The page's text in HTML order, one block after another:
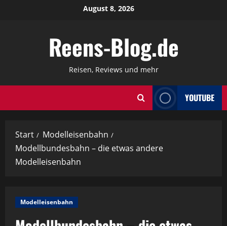
August 8, 2026
Reens-Blog.de
Reisen, Reviews und mehr
YOUTUBE
Start
Modelleisenbahn
Modellbundesbahn – die etwas andere
Modelleisenbahn
Modelleisenbahn